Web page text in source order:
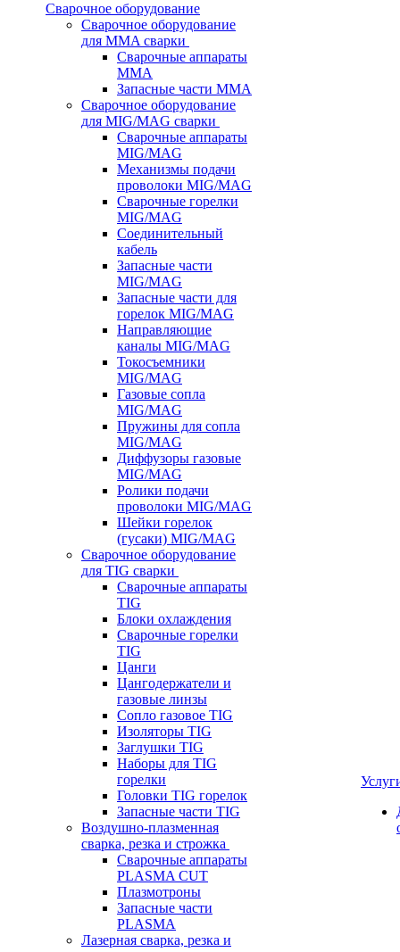
Сварочное оборудование
Сварочное оборудование
для MMA сварки
Сварочные аппараты
MMA
Запасные части MMA
Сварочное оборудование
для MIG/MAG сварки
Сварочные аппараты
MIG/MAG
Механизмы подачи
проволоки MIG/MAG
Сварочные горелки
MIG/MAG
Соединительный
кабель
Запасные части
MIG/MAG
Запасные части для
горелок MIG/MAG
Направляющие
каналы MIG/MAG
Токосъемники
MIG/MAG
Газовые сопла
MIG/MAG
Пружины для сопла
MIG/MAG
Диффузоры газовые
MIG/MAG
Ролики подачи
проволоки MIG/MAG
Шейки горелок
(гусаки) MIG/MAG
Сварочное оборудование
для TIG сварки
Сварочные аппараты
TIG
Блоки охлаждения
Сварочные горелки
TIG
Цанги
Цангодержатели и
газовые линзы
Сопло газовое TIG
Изоляторы TIG
Заглушки TIG
Наборы для TIG
горелки
Головки TIG горелок
Запасные части TIG
Воздушно-плазменная
сварка, резка и строжка
Сварочные аппараты
PLASMA CUT
Плазмотроны
Запасные части
PLASMA
Лазерная сварка, резка и